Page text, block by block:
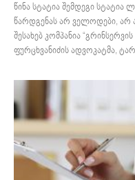
წინა სტატია შემდეგი სტატია
წარდგენას არ ველოდები, არ
შესახებ კომპანია
ფურცხვანიძის ადვოკატმა,